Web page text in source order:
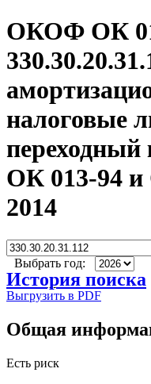
ОКОФ ОК
налоговые
ОК 013-94
2014
Выбрать год:
История поиска
Выгрузить в PDF
Общая
Есть риск